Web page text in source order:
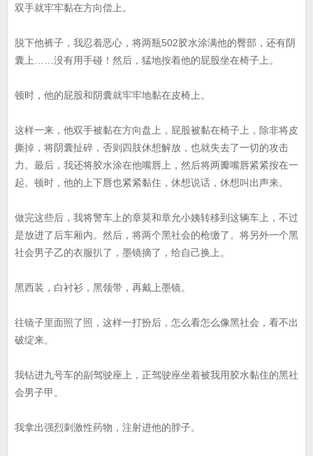
双手就牢牢黏在方向偿上。
脱下他裤子，我忍着恶心，将两瓶502胶水涂满他的臀部，还有阴
囊上……没有用手碰！然后，猛地按着他的屁股坐在椅子上。
顿时，他的屁股和阴囊就牢牢地黏在皮椅上。
这样一来，他双手被黏在方向盘上，屁股被黏在椅子上，除非将皮
撕掉，将阴囊扯碎，否则四肢休想解放，也就失去了一切的攻击
力。最后，我还将胶水涂在他嘴唇上，然后将两瓣嘴唇紧紧按在一
起。顿时，他的上下唇也紧紧黏住，休想说话，休想叫出声来。
做完这些后，我将警车上的章莫和章允小姨转移到这辆车上，不过
是放进了后车厢内。然后，将两个黑社会的枪缴了。将另外一个黑
社会男子乙的衣服扒了，墨镜摘了，给自己换上。
黑西装，白衬衫，黑领带，再戴上墨镜。
往镜子里面照了照，这样一打扮后，怎么看怎么像黑社会，看不出
破绽来。
我钻进九号车的副驾驶座上，正驾驶座坐着被我用胶水黏住的黑社
会男子甲。
我拿出强烈刺激性药物，注射进他的脖子。